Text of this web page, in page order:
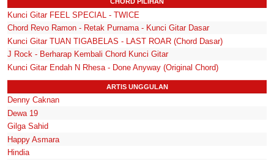
Kunci Gitar FEEL SPECIAL - TWICE
Chord Revo Ramon - Retak Purnama - Kunci Gitar Dasar
Kunci Gitar TUAN TIGABELAS - LAST ROAR (Chord Dasar)
J Rock - Berharap Kembali Chord Kunci Gitar
Kunci Gitar Endah N Rhesa - Done Anyway (Original Chord)
ARTIS UNGGULAN
Denny Caknan
Dewa 19
Gilga Sahid
Happy Asmara
Hindia